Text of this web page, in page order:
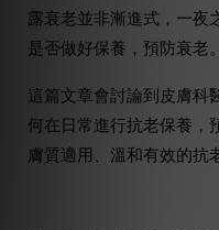
露衰老並非漸進式，一夜
是否做好保養，預防衰老。
這篇文章會討論到皮膚科
何在日常進行抗老保養，
膚質適用、溫和有效的抗